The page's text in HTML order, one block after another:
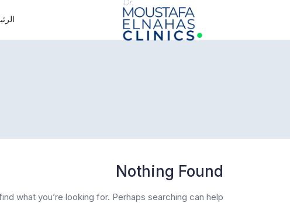
info@drmoustafaelnahasclinics.com
Nothing Found
what you’re looking for. Perhaps searching can help.